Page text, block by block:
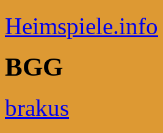
Heimspiele.info
BGG
brakus